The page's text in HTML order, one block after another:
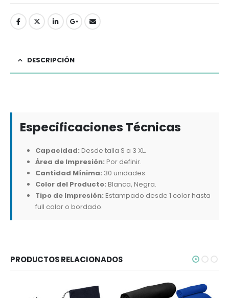
DESCRIPCIÓN
Especificaciones Técnicas
Capacidad: Desde talla S a 3 XL.
Área de Impresión: Por definir.
Cantidad Mínima: 30 unidades.
Color del Producto: Blanca, Negra.
Tipo de Impresión: Estampado desde 1 color hasta
full color o bordado.
PRODUCTOS RELACIONADOS